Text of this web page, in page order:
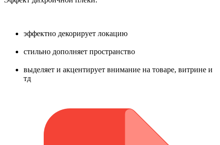
эффектно декорирует локацию
стильно дополняет пространство
выделяет и акцентирует внимание на товаре, витрине и
тд